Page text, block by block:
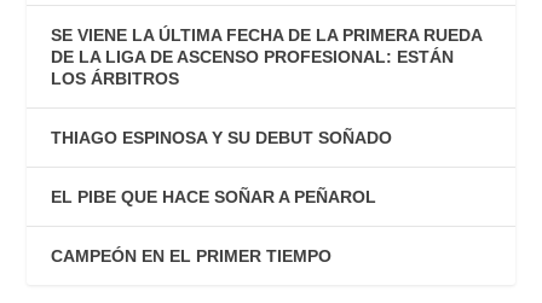
SE VIENE LA ÚLTIMA FECHA DE LA PRIMERA RUEDA
DE LA LIGA DE ASCENSO PROFESIONAL: ESTÁN
LOS ÁRBITROS
THIAGO ESPINOSA Y SU DEBUT SOÑADO
EL PIBE QUE HACE SOÑAR A PEÑAROL
CAMPEÓN EN EL PRIMER TIEMPO